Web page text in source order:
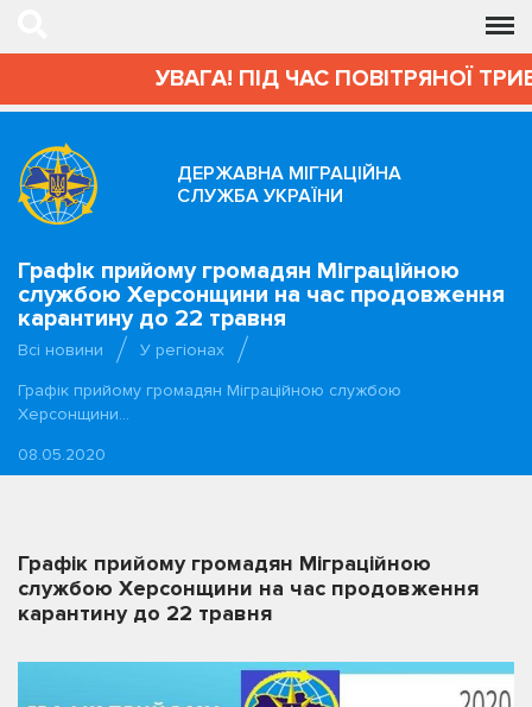
УВАГА! ПІД ЧАС ПОВІТРЯНОЇ
ДЕРЖАВНА МІГРАЦІЙНА
СЛУЖБА УКРАЇНИ
Графік прийому громадян Міграційною
службою Херсонщини на час продовження
карантину до 22 травня
Всі новини
У регіонах
Графік прийому громадян Міграційною службою
Херсонщини…
08.05.2020
Графік прийому громадян Міграційною
службою Херсонщини на час продовження
карантину до 22 травня